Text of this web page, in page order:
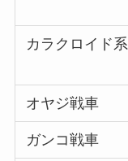
カラクロイド系
オヤジ戦車
ガンコ戦車